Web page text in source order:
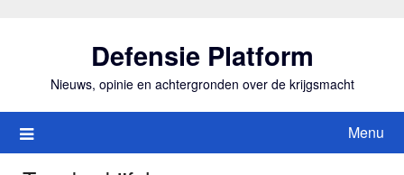
Defensie Platform
Nieuws, opinie en achtergronden over de krijgsmacht
Menu